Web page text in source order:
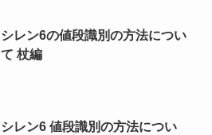
シレン6の値段識別の方法につい
て 杖編
シレン6 値段識別の方法につい